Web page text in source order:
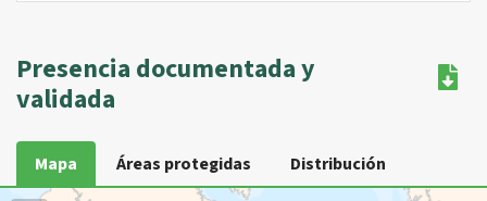
Presencia documentada y
validada
Mapa Áreas protegidas Distribución